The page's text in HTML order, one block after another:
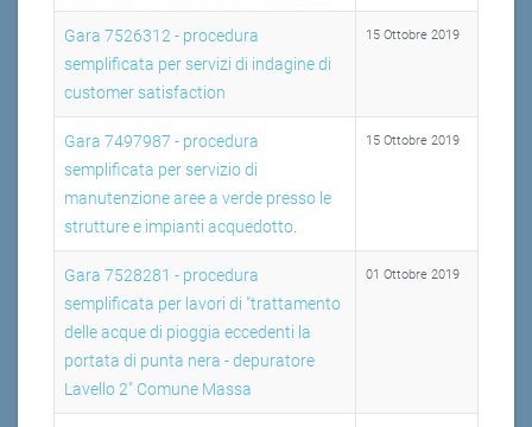
Gara 7526312 - procedura
semplificata per servizi di indagine di
customer satisfaction
15 Ottobre 2019
Gara 7497987 - procedura
semplificata per servizio di
manutenzione aree a verde presso le
strutture e impianti acquedotto.
15 Ottobre 2019
Gara 7528281 - procedura
semplificata per lavori di "trattamento
delle acque di pioggia eccedenti la
portata di punta nera - depuratore
Lavello 2" Comune Massa
01 Ottobre 2019